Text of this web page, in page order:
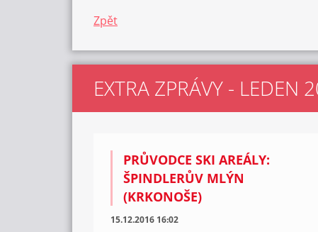
Zpět
EXTRA ZPRÁVY - LEDEN
PRŮVODCE SKI AREÁLY:
ŠPINDLERŮV MLÝN
(KRKONOŠE)
15.12.2016 16:02